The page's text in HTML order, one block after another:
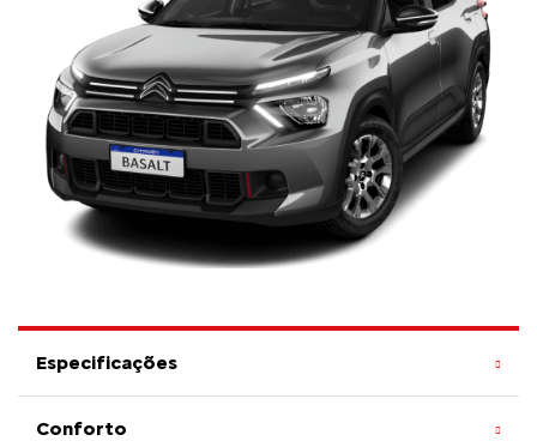
Especificações
Conforto